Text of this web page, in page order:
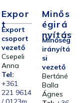
Expor
T
Export
csoport
vezető
Csepeli
Anna
Tel:
+361
221 9614
Minős
Égirá
Nyítás
Minőség
irányítá
si
vezető
Bertáné
Balla
Ágnes